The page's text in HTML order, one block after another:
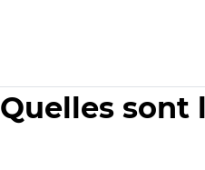
Quelles sont